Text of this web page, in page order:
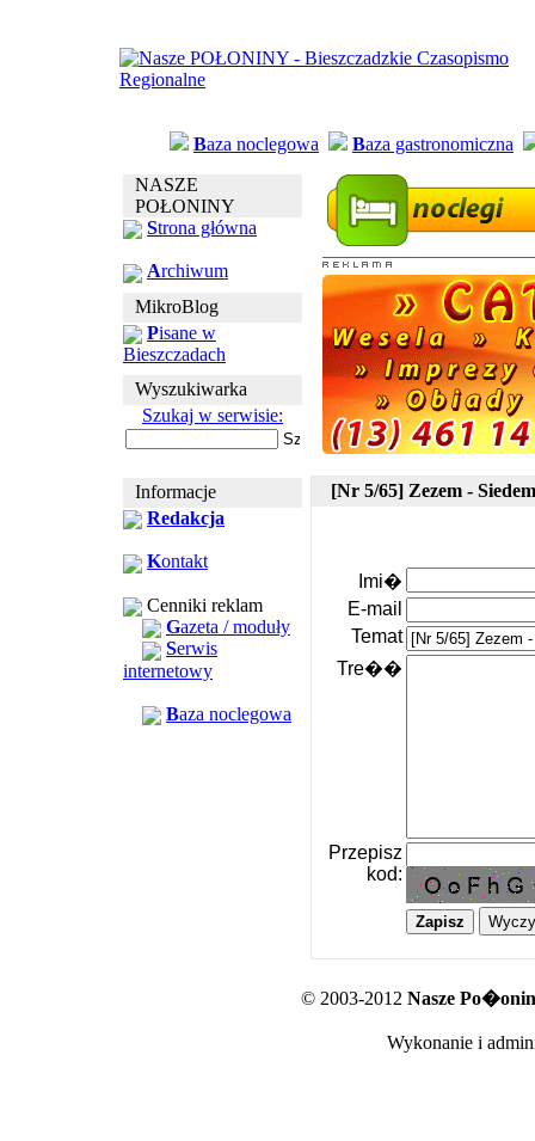
Baza noclegowa Baza gastronomiczna
NASZE
POŁONINY
Strona główna
Archiwum
MikroBlog
Pisane w
Bieszczadach
Wyszukiwarka
Szukaj w serwisie:
Informacje
Redakcja
Kontakt
Cenniki reklam
Gazeta / moduły
Serwis
internetowy
Baza noclegowa
[Nr 5/65] Zezem -
Imi�
E-mail
Temat
Tre��
Przepisz
kod:
© 2003-2012 Nasze
Wykonanie i